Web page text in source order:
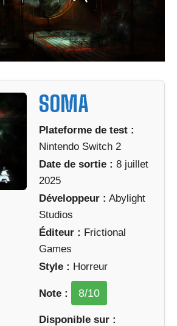
SOMA
Plateforme de test :
Nintendo Switch 2
Date de sortie : 8 juillet
2025
Développeur : Abylight
Studios
Éditeur : Frictional
Games
Style : Horreur
Note : 8/10
Disponible sur :